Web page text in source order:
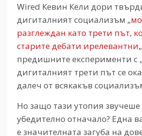
Wired Кевин Кели дори
дигиталният социализъм „
разглеждан като трети път,
старите дебати ирелевантни
предишните експерименти с
дигиталният трети път се
далеч от всякакъв
Но защо тази утопия звучеше
убедително отначало? Една
е значителната загуба на